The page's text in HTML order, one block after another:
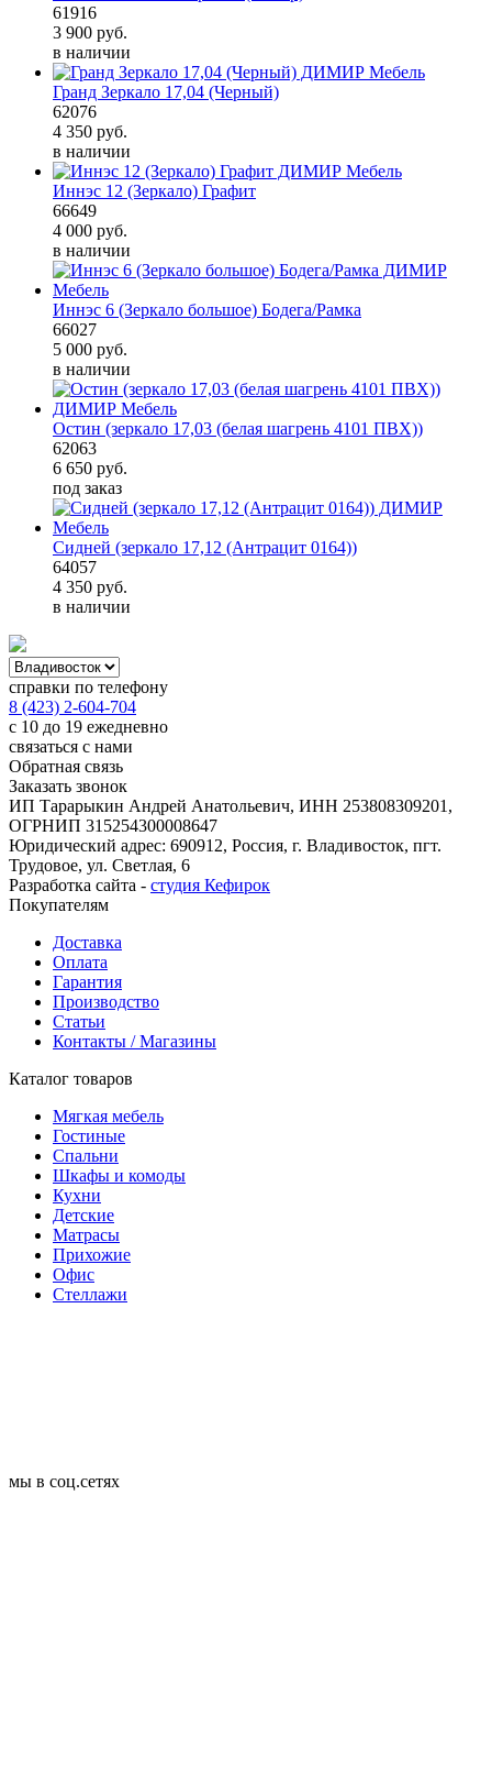
61916
3 900 руб.
в наличии
Гранд Зеркало 17,04 (Черный)
62076
4 350 руб.
в наличии
Иннэс 12 (Зеркало) Графит
66649
4 000 руб.
в наличии
Иннэс 6 (Зеркало большое) Бодега/Рамка
66027
5 000 руб.
в наличии
Остин (зеркало 17,03 (белая шагрень 4101 ПВХ))
62063
6 650 руб.
под заказ
Сидней (зеркало 17,12 (Антрацит 0164))
64057
4 350 руб.
в наличии
справки по телефону
8 (423) 2-604-704
с 10 до 19 ежедневно
связаться с нами
Обратная связь
Заказать звонок
ИП Тарарыкин Андрей Анатольевич, ИНН 253808309201,
ОГРНИП 315254300008647
Юридический адрес: 690912, Россия, г. Владивосток, пгт.
Трудовое, ул. Светлая, 6
Разработка сайта - студия Кефирок
Покупателям
Доставка
Оплата
Гарантия
Производство
Статьи
Контакты / Магазины
Каталог товаров
Мягкая мебель
Гостиные
Спальни
Шкафы и комоды
Кухни
Детские
Матрасы
Прихожие
Офис
Стеллажи
мы в соц.сетях